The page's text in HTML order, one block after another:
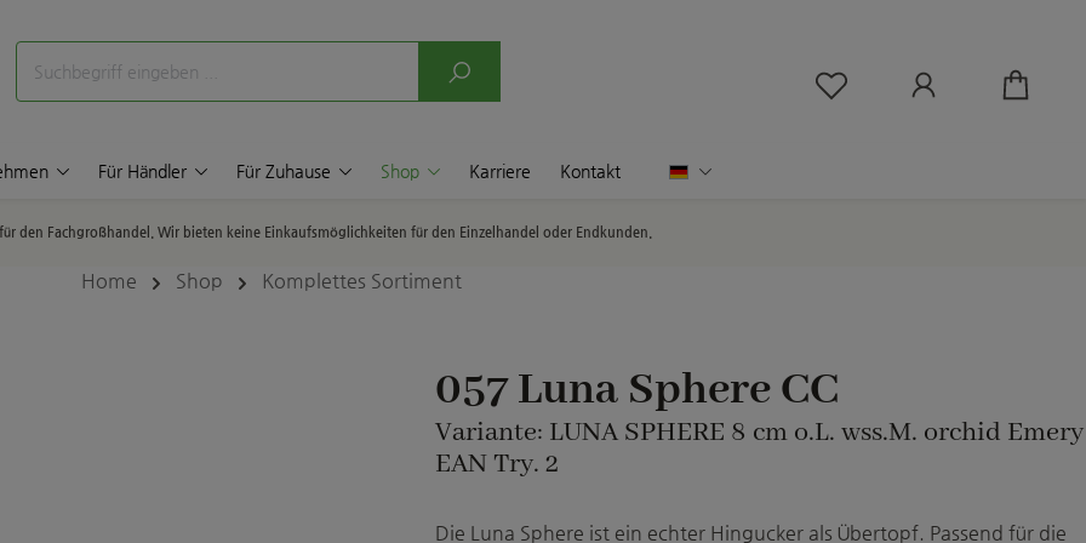
Du hast 0 Produkte
Für Händler Für Zuhause Shop Karriere Kontakt Deutsch
den Fachgroßhandel. Wir bieten keine Einkaufsmöglichkeiten für den Einzelhandel oder Endkunden.
Home Shop Komplettes Sortiment
057 Luna Sphere CC
Variante: LUNA SPHERE 8 cm o.L. wss.M. orchid Emery
EAN Try. 2
Die Luna Sphere ist ein echter Hingucker als Übertopf. Passend für die